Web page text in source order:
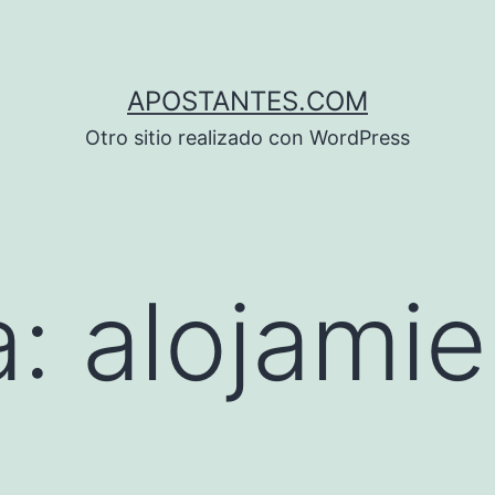
APOSTANTES.COM
Otro sitio realizado con WordPress